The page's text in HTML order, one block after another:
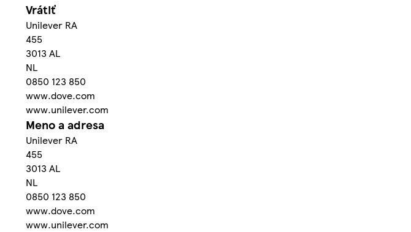
Vrátiť
Unilever RA
455
3013 AL
NL
0850 123 850
www.dove.com
www.unilever.com
Meno a adresa
Unilever RA
455
3013 AL
NL
0850 123 850
www.dove.com
www.unilever.com